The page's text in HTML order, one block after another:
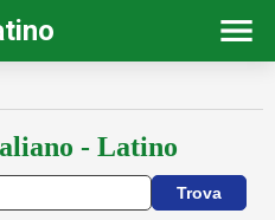
- Latino